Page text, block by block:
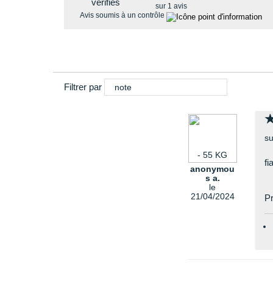
sur 1 avis
Avis soumis à un contrôle
Filtrer par note
- 55 KG
anonymou
s a.
le
21/04/2024